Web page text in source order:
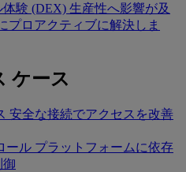
験 (DEX) 生産性へ影響が及
プロアクティブに解決しま
ケース
安全な接続でアクセスを改善
ール プラットフォームに依存
御